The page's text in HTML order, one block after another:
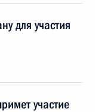
для участия
участие